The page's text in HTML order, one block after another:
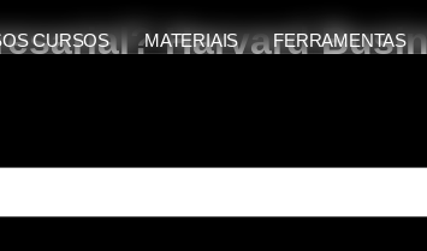
CURSOS MATERIAIS FERRAMENTAS
Harvard